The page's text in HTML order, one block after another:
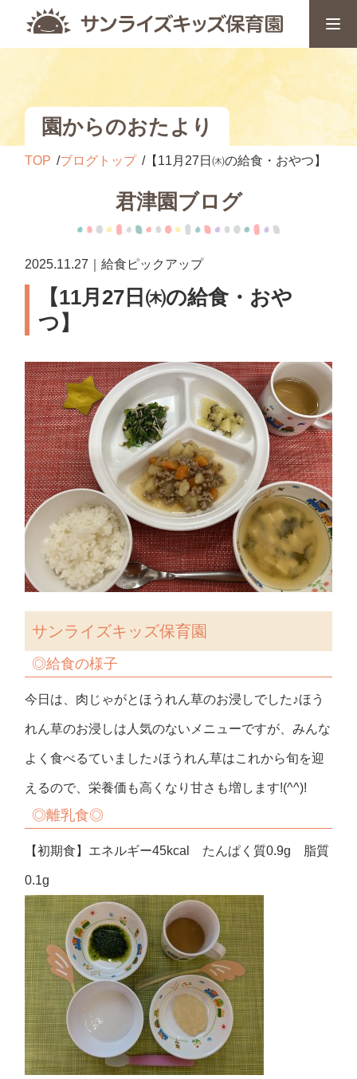
園からのおたより
TOP ブログトップ 【11月27日㈭の給食・おやつ】
君津園ブログ
2025.11.27｜給食ピックアップ
【11月27日㈭の給食・おや
つ】
サンライズキッズ保育園
◎給食の様子
今日は、肉じゃがとほうれん草のお浸しでした♪ほう
れん草のお浸しは人気のないメニューですが、みんな
よく食べるていました♪ほうれん草はこれから旬を迎
えるので、栄養価も高くなり甘さも増します!(^^)!
◎離乳食◎
【初期食】エネルギー45kcal たんぱく質0.9g 脂質
0.1g